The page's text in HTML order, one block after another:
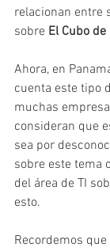
relacionan entre
sobre El Cubo
Ahora, en
cuenta este tipo
muchas
consideran que
sea por
sobre este tema
del área de TI
esto.
Recordemos